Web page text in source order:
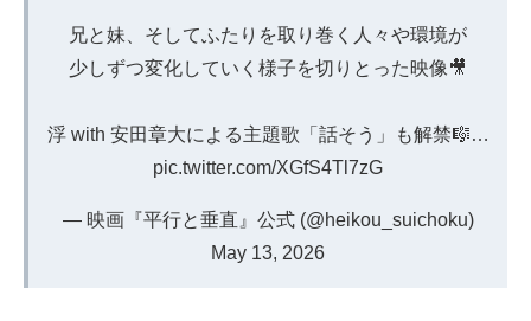
兄と妹、そしてふたりを取り巻く人々や環境が
少しずつ変化していく様子を切りとった映像🎥
浮 with 安田章大による主題歌「話そう」も解禁🎼…
pic.twitter.com/XGfS4Tl7zG
— 映画『平行と垂直』公式 (@heikou_suichoku)
May 13, 2026